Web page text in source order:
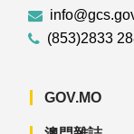
(853)2833
GOV.MO